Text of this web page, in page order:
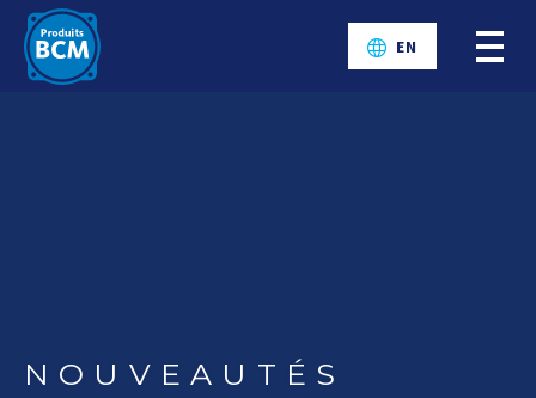
EN
NOUVEAUTÉS